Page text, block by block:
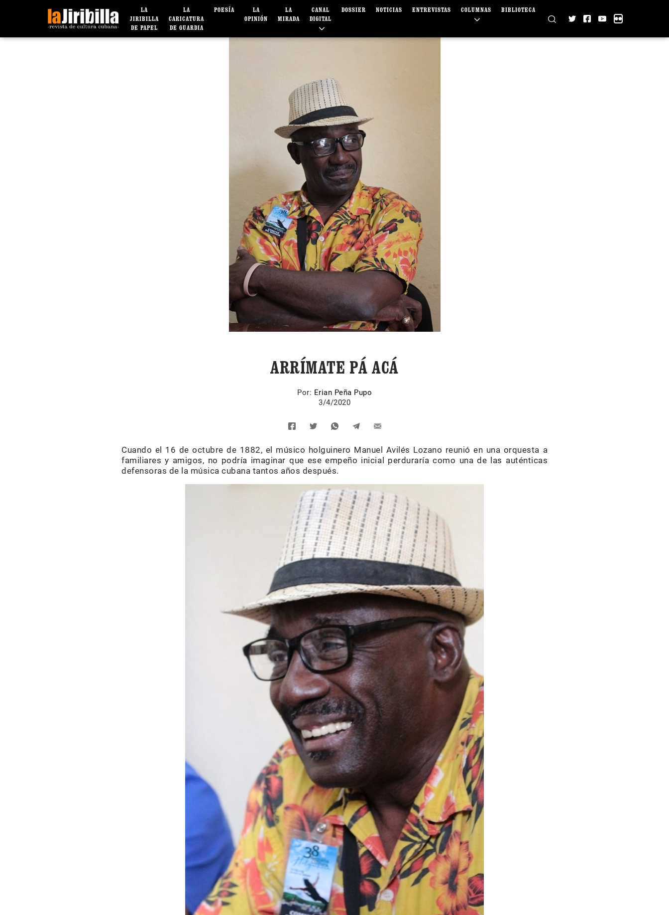
LA
JIRIBILLA
DE PAPEL
LA
CARICATURA
DE GUARDIA
POESÍA
LA
OPINIÓN
LA
MIRADA
CANAL
DIGITAL
DOSSIER NOTICIAS ENTREVISTAS COLUMNAS BIBLIOTECA
ARRÍMATE PÁ ACÁ
Por: Erian Peña Pupo
3/4/2020
Cuando el 16 de octubre de 1882, el músico holguinero Manuel Avilés Lozano reunió en una orquesta a
familiares y amigos, no podría imaginar que ese empeño inicial perduraría como una de las auténticas
defensoras de la música cubana tantos años después.